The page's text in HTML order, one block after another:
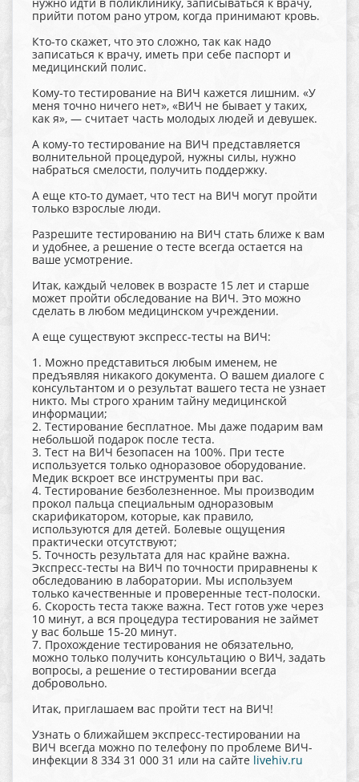
прийти потом рано утром, когда принимают кровь.
Кто-то скажет, что это сложно, так как надо
записаться к врачу, иметь при себе паспорт и
медицинский полис.
Кому-то тестирование на ВИЧ кажется лишним. «У
меня точно ничего нет», «ВИЧ не бывает у таких,
как я», — считает часть молодых людей и девушек.
А кому-то тестирование на ВИЧ представляется
волнительной процедурой, нужны силы, нужно
набраться смелости, получить поддержку.
А еще кто-то думает, что тест на ВИЧ могут пройти
только взрослые люди.
Разрешите тестированию на ВИЧ стать ближе к вам
и удобнее, а решение о тесте всегда остается на
ваше усмотрение.
Итак, каждый человек в возрасте 15 лет и старше
может пройти обследование на ВИЧ. Это можно
сделать в любом медицинском учреждении.
А еще существуют экспресс-тесты на ВИЧ:
1. Можно представиться любым именем, не
предъявляя никакого документа. О вашем диалоге с
консультантом и о результат вашего теста не узнает
никто. Мы строго храним тайну медицинской
информации;
2. Тестирование бесплатное. Мы даже подарим вам
небольшой подарок после теста.
3. Тест на ВИЧ безопасен на 100%. При тесте
используется только одноразовое оборудование.
Медик вскроет все инструменты при вас.
4. Тестирование безболезненное. Мы производим
прокол пальца специальным одноразовым
скарификатором, которые, как правило,
используются для детей. Болевые ощущения
практически отсутствуют;
5. Точность результата для нас крайне важна.
Экспресс-тесты на ВИЧ по точности приравнены к
обследованию в лаборатории. Мы используем
только качественные и проверенные тест-полоски.
6. Скорость теста также важна. Тест готов уже через
10 минут, а вся процедура тестирования не займет
у вас больше 15-20 минут.
7. Прохождение тестирования не обязательно,
можно только получить консультацию о ВИЧ, задать
вопросы, а решение о тестировании всегда
добровольно.
Итак, приглашаем вас пройти тест на ВИЧ!
Узнать о ближайшем экспресс-тестировании на
ВИЧ всегда можно по телефону по проблеме ВИЧ-
инфекции 8 334 31 000 31 или на сайте livehiv.ru